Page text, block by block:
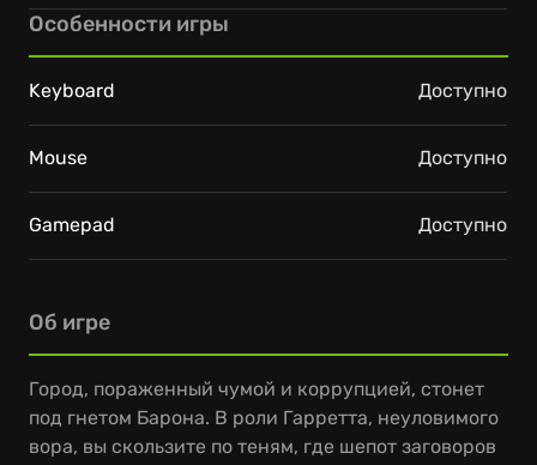
Об игре
Город, пораженный чумой и коррупцией, стонет
под гнетом Барона. В роли Гарретта, неуловимого
вора, вы скользите по теням, где шепот заговоров
Особенности игры
Keyboard Доступно
Mouse Доступно
Gamepad Доступно